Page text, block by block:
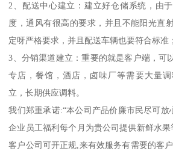
2、配送中心建立：建立好仓储系统，由
度，通风有很高的要求，并且不能阳光直
定呀严格要求，并且配送车辆也要符合标准；
3、分销渠道建立：重要的就是客户端，可
专店，餐馆，酒店，卤味厂等需要大量
立，长期供应调料。
我们郑重承诺:“本公司产品价廉市民尽可放
企业员工福利每个月为贵公司提供新鲜水
客户公司可开正规,来有效服务有需要的客